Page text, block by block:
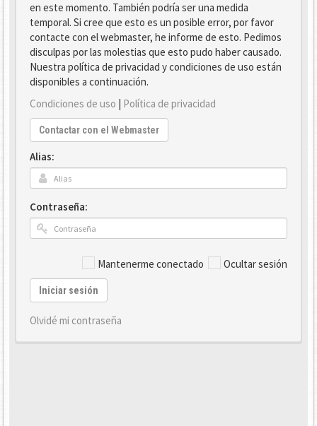
en este momento. También podría ser una medida
temporal. Si cree que esto es un posible error, por favor
contacte con el webmaster, he informe de esto. Pedimos
disculpas por las molestias que esto pudo haber causado.
Nuestra política de privacidad y condiciones de uso están
disponibles a continuación.
Condiciones de uso | Política de privacidad
Contactar con el Webmaster
Alias:
Contraseña:
Mantenerme conectado Ocultar sesión
Iniciar sesión
Olvidé mi contraseña